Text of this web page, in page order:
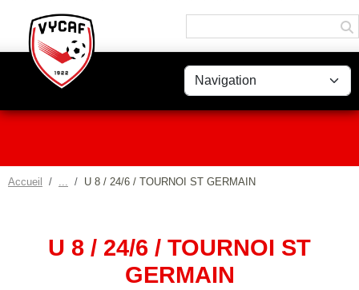
Accueil U 8 / 24/6 / TOURNOI ST GERMAIN
U 8 / 24/6 / TOURNOI ST
GERMAIN